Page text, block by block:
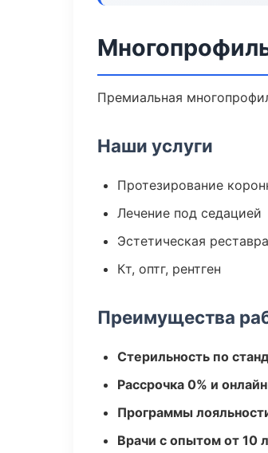
Премиальная
Наши услуги
Протезирование
Лечение под седацией
Эстетическая
Кт, оптг, рентген
Преимущества
Стерильность по
Рассрочка 0% и
Программы
Врачи с опытом от 10